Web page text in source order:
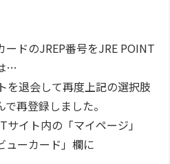
ドのJREP番号をJRE POINT
…
を退会して再度上記の選択肢
再登録しました。
イト内の「マイページ」
ューカード」欄に